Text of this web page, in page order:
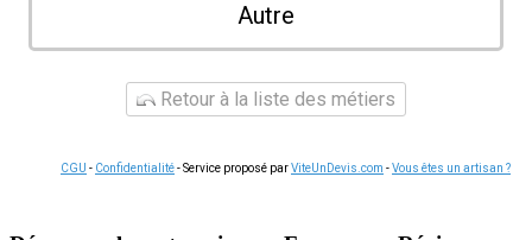
Autre
Retour à la liste des métiers
CGU - Confidentialité- Service proposé parViteUnDevis.com -Vous êtes un artisan ?